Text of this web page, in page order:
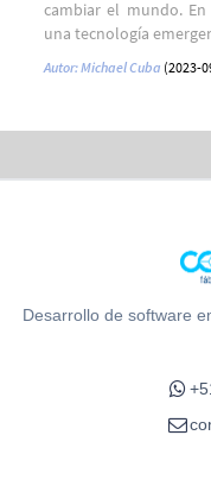
cambiar el mundo.
una tecnología
Autor: Michael Cuba (2023-
Desarrollo de software